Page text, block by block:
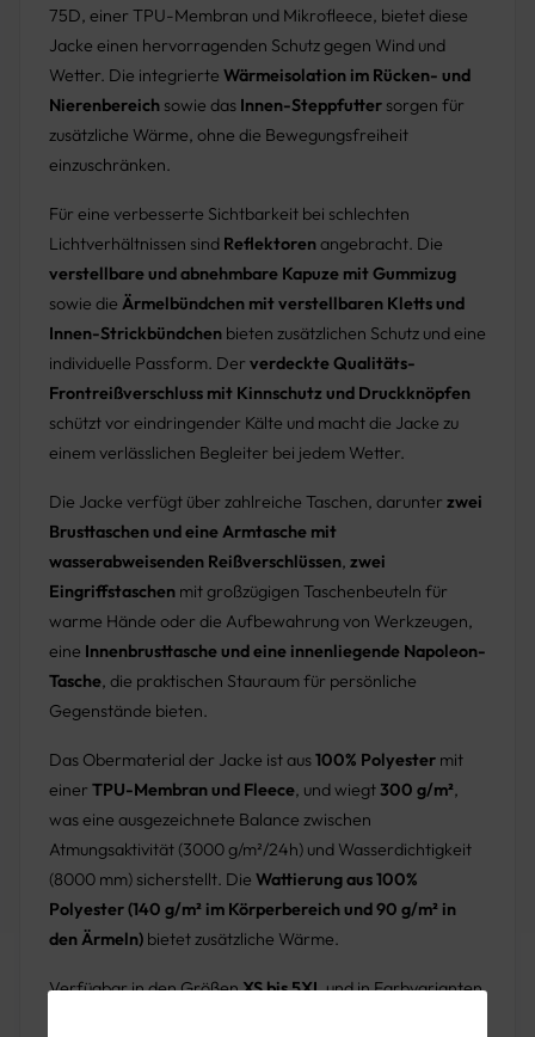
75D, einer TPU-Membran und Mikrofleece, bietet diese
Jacke einen hervorragenden Schutz gegen Wind und
Wetter. Die integrierte Wärmeisolation im Rücken- und
Nierenbereich sowie das Innen-Steppfutter sorgen für
zusätzliche Wärme, ohne die Bewegungsfreiheit
einzuschränken.
Für eine verbesserte Sichtbarkeit bei schlechten
Lichtverhältnissen sind Reflektorenangebracht. Die
verstellbare und abnehmbare Kapuze mit Gummizug
sowie die Ärmelbündchen mit verstellbaren Kletts und
Innen-Strickbündchen bieten zusätzlichen Schutz und eine
individuelle Passform. Der verdeckte Qualitäts-
Frontreißverschluss mit Kinnschutz und Druckknöpfen
schützt vor eindringender Kälte und macht die Jacke zu
einem verlässlichen Begleiter bei jedem Wetter.
Die Jacke verfügt über zahlreiche Taschen, darunter zwei
Brusttaschen und eine Armtasche mit
wasserabweisenden Reißverschlüssen, zwei
Eingriffstaschen mit großzügigen Taschenbeuteln für
warme Hände oder die Aufbewahrung von Werkzeugen,
eine Innenbrusttasche und eine innenliegende Napoleon-
Tasche, die praktischen Stauraum für persönliche
Gegenstände bieten.
Das Obermaterial der Jacke ist aus100% Polyester mit
einer TPU-Membran und Fleece, und wiegt300 g/m²,
was eine ausgezeichnete Balance zwischen
Atmungsaktivität (3000 g/m²/24h) und Wasserdichtigkeit
(8000 mm) sicherstellt. Die Wattierung aus 100%
Polyester (140 g/m² im Körperbereich und 90 g/m² in
den Ärmeln) bietet zusätzliche Wärme.
Verfügbar in den GrößenXS bis 5XLund in Farbvarianten